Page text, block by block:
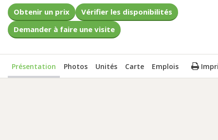
Obtenir un prix
Vérifier les disponibilités
Demander à faire une visite
Présentation Photos Unités Carte Emplois